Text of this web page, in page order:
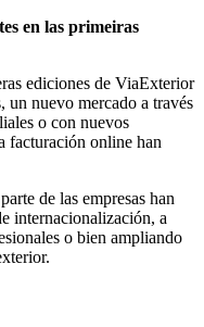
en las primeiras
ediciones de ViaExterior
un nuevo mercado a través
o con nuevos
facturación online han
de las empresas han
internacionalización, a
o bien ampliando